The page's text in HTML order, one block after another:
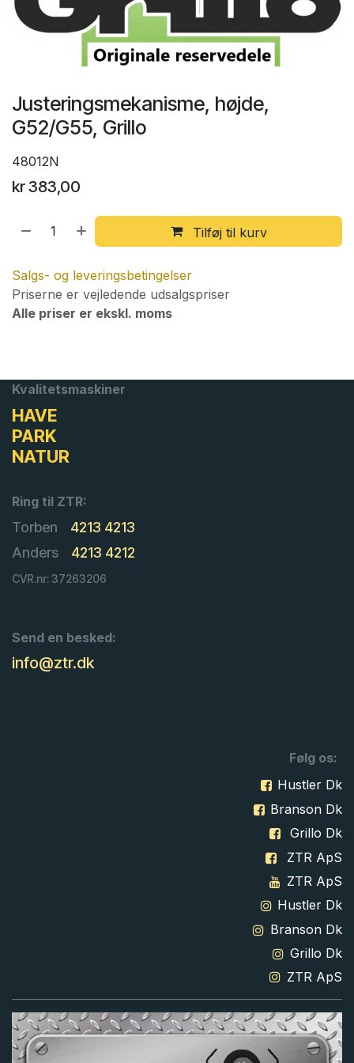
Justeringsmekanisme, højde,
G52/G55, Grillo
48012N
kr383,00
Tilføj til kurv
Salgs- og leveringsbetingelser
Priserne er vejledende udsalgspriser
Alle priser er ekskl. moms
Kvalitetsmaskiner
HAVE
PARK
NATUR
Ring til ZTR:
Torben
4213 4213
Anders
4213 4212
CVR.nr: 37263206
Send en besked:
info@ztr.dk
Følg os:
Hustler Dk
Branson Dk
Grillo Dk
ZTR ApS
ZTR ApS
Hustler Dk
Branson Dk
Grillo Dk
ZTR ApS